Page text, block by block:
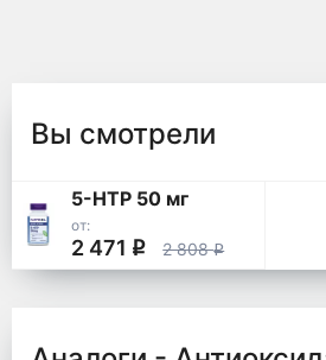
Вы смотрели
5-HTP 50 мг
от:
2 471 q 2 808q